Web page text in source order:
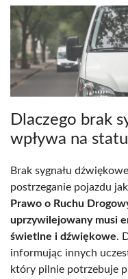
Dlaczego brak
wpływa na
Brak sygnału
postrzeganie pojazdu
Prawo o Ruchu
uprzywilejowany musi
świetlne i dźwiękowe.
informując innych
który pilnie potrzebuje